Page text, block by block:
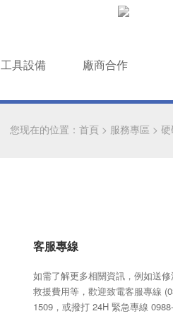
工具設備 廠商合作
您现在的位置： 首頁 > 服務專區 >
客服專線
如需了解更多相關資訊，例如送
救援費用等，歡迎致電客服專線
1509，或撥打 24H 緊急專線